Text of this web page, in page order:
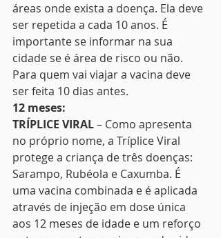
áreas onde exista a doença. Ela deve
ser repetida a cada 10 anos. É
importante se informar na sua
cidade se é área de risco ou não.
Para quem vai viajar a vacina deve
ser feita 10 dias antes.
12 meses:
TRÍPLICE VIRAL – Como apresenta
no próprio nome, a Tríplice Viral
protege a criança de três doenças:
Sarampo, Rubéola e Caxumba. É
uma vacina combinada e é aplicada
através de injeção em dose única
aos 12 meses de idade e um reforço